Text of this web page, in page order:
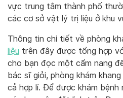
vực trung tâm thành phố
các cơ sở vật lý trị liệu ở khu
Thông tin chi tiết về phòng
liệu trên đây được tổng hợp
cho bạn đọc một cẩm nang
bác sĩ giỏi, phòng khám
cả hợp lí. Để được khám bệnh